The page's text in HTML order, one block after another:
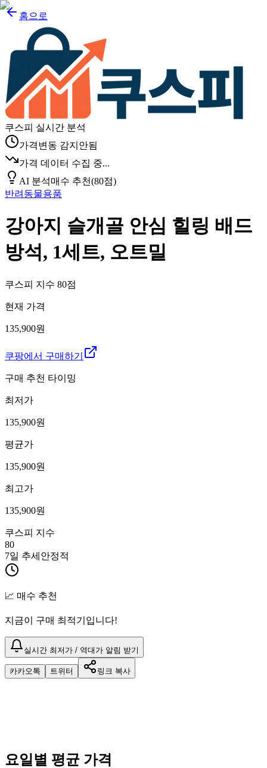
홈으로
쿠스피 실시간 분석
가격변동 감지안됨
가격 데이터 수집 중...
AI 분석매수 추천(80점)
반려동물용품
강아지 슬개골 안심 힐링 배드
방석, 1세트, 오트밀
쿠스피 지수 80점
현재 가격
135,900원
쿠팡에서 구매하기
구매 추천 타이밍
최저가
135,900원
평균가
135,900원
최고가
135,900원
쿠스피 지수
80
7일 추세 안정적
📈 매수 추천
지금이 구매 최적기입니다!
실시간 최저가 / 역대가 알림 받기
카카오톡 트위터 링크 복사
요일별 평균 가격